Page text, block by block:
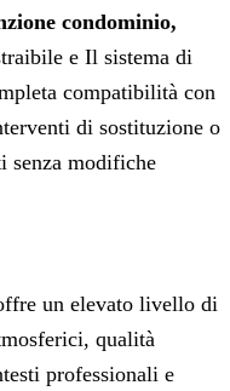
condominio,
e Il sistema di
compatibilità con
di sostituzione o
senza modifiche
un elevato livello di
qualità
professionali e